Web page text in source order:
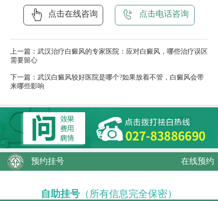
点击在线咨询 点击电话咨询
上一篇： 武汉治疗白癜风的专家医院：应对白癜风，哪些治疗误区
需要留心
下一篇： 武汉白癜风较好医院是哪个?如果放着不管，白癜风会带
来哪些影响
预约挂号 在线预约
自助挂号 （所有信息完全保密）